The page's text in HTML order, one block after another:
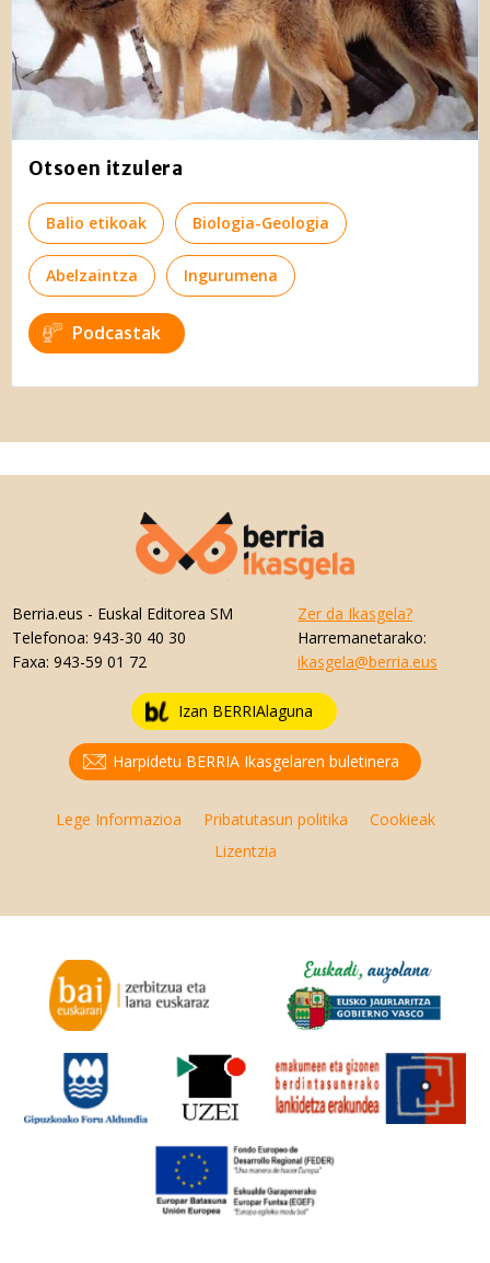
Otsoen itzulera
Balio etikoak Biologia-Geologia
Abelzaintza Ingurumena
Podcastak
Berria.eus - Euskal Editorea SM
Telefonoa: 943-30 40 30
Faxa: 943-59 01 72
Zer da Ikasgela?
Harremanetarako:
ikasgela@berria.eus
Izan BERRIAlaguna
Harpidetu BERRIA Ikasgelaren buletinera
Lege Informazioa Pribatutasun politika
Cookieak
Lizentzia